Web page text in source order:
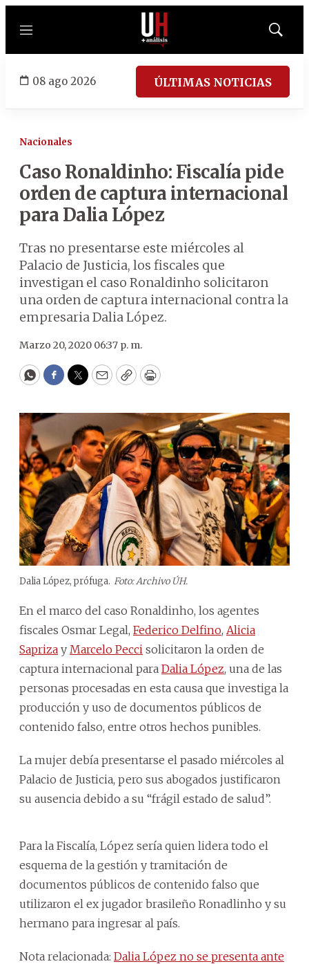
Menú
Mostrar
08 ago 2026 ÚLTIMAS NOTICIAS
Nacionales
Caso Ronaldinho: Fiscalía pide
orden de captura internacional
para Dalia López
Tras no presentarse este miércoles al
Palacio de Justicia, los fiscales que
investigan el caso Ronaldinho solicitaron
una orden de captura internacional contra la
empresaria Dalia López.
Marzo 20, 2020 06:37 p. m.
WhatsApp
Facebook
Twitter
EmailCopyPrint
Dalia López, prófuga. Foto: Archivo ÚH.
En el marco del caso Ronaldinho, los agentes
fiscales Osmar Legal, Federico Delfino, Alicia
Sapriza y Marcelo Pecci solicitaron la orden de
captura internacional para Dalia López, una de las
personas procesadas en esta causa que investiga la
producción y uso de documentos públicos de
contenido falso, entre otros hechos punibles.
La mujer debía presentarse el pasado miércoles al
Palacio de Justicia, pero sus abogados justificaron
su ausencia debido a su “frágil estado de salud”.
Para la Fiscalía, López sería quien lidera todo el
esquema de la gestión y tramitación de
documentos públicos de contenido falso que
utilizaron el ex jugador brasileño Ronadlinho y su
hermano para ingresar al país.
Nota relacionada: Dalia López no se presenta ante